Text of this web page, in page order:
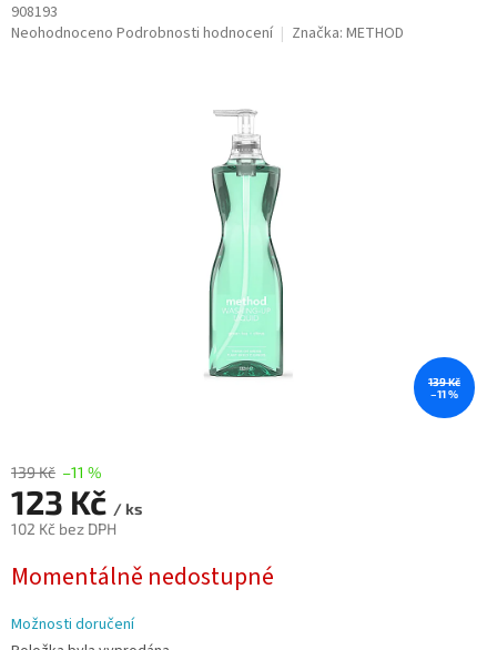
908193
Průměrné
Neohodnoceno Podrobnosti hodnocení Značka: METHOD
139 Kč
–11 %
139 Kč –11 %
123 Kč / ks
102 Kč bez DPH
cena:
Momentálně nedostupné
Možnosti doručení